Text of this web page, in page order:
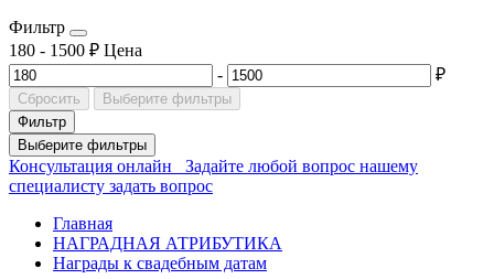
Фильтр
180 - 1500 ₽ Цена
-
₽
Сбросить
Выберите фильтры
Фильтр
Выберите фильтры
Консультация онлайн
Задайте любой вопрос нашему
специалисту задать вопрос
Главная
НАГРАДНАЯ АТРИБУТИКА
Награды к свадебным датам